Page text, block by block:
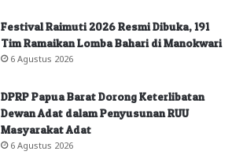
Festival Raimuti 2026 Resmi Dibuka, 191
Tim Ramaikan Lomba Bahari di Manokwari
6 Agustus 2026
DPRP Papua Barat Dorong Keterlibatan
Dewan Adat dalam Penyusunan RUU
Masyarakat Adat
6 Agustus 2026